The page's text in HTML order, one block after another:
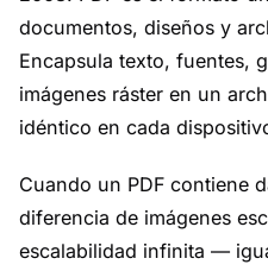
documentos, diseños y
Encapsula texto, fuentes,
imágenes ráster en un
idéntico en cada
Cuando un PDF contiene
diferencia de imágenes
escalabilidad infinita —